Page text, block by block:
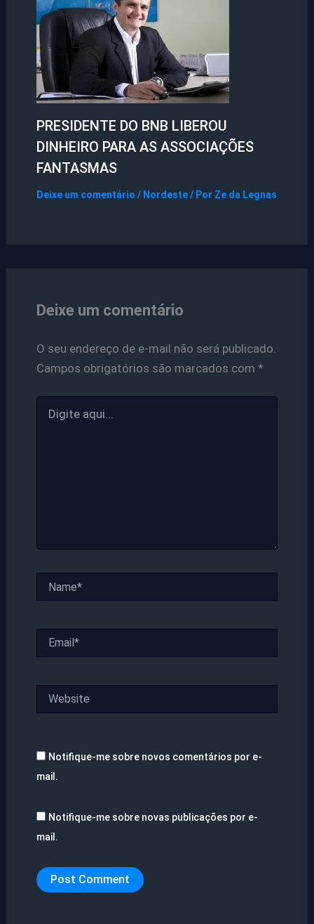
PRESIDENTE DO BNB LIBEROU
DINHEIRO PARA AS ASSOCIAÇÕES
FANTASMAS
Deixe um comentário / Nordeste/ Por Ze da Legnas
Deixe um comentário
O seu endereço de e-mail não será publicado.
Campos obrigatórios são marcados com *
aqui...
Notifique-me sobre novos comentários por e-
mail.
Notifique-me sobre novas publicações por e-
mail.